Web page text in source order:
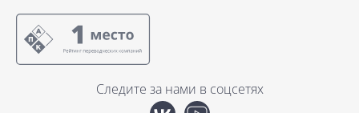
Следите за нами в соцсетях